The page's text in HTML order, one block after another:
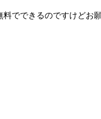
でできるのですけどお